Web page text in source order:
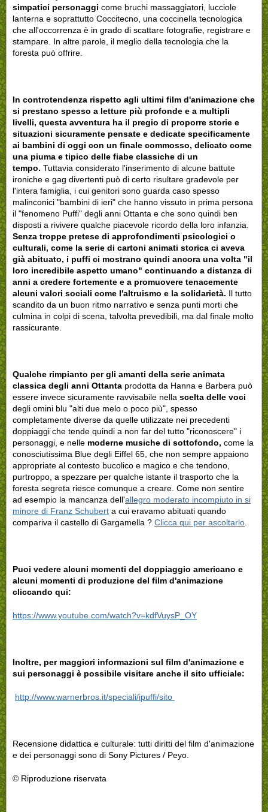
simpatici personaggi come bruchi massaggiatori, lucciole
lanterna e soprattutto Coccitecno, una coccinella tecnologica
che all'occorrenza è in grado di scattare fotografie, registrare e
stampare. In altre parole, il meglio della tecnologia che la
foresta può offrire.
In controtendenza rispetto agli ultimi film d'animazione che
si prestano spesso a letture più profonde e a multipli
livelli, questa avventura ha il pregio di proporre storie e
situazioni sicuramente pensate e dedicate specificamente
ai bambini di oggi con un finale commosso, delicato come
una piuma e tipico delle fiabe classiche di un
tempo. Tuttavia considerato l'inserimento di alcune battute
ironiche e gag divertenti può di certo risultare gradevole per
l'intera famiglia, i cui genitori sono guarda caso spesso
malinconici "bambini di ieri" che hanno vissuto in prima persona
il "fenomeno Puffi" degli anni Ottanta e che sono quindi ben
disposti a rivivere qualche piacevole ricordo della loro infanzia.
Senza troppe pretese di approfondimenti psicologici o
culturali, come la serie di cartoni animati storica ci aveva
già abituato, i puffi ci mostrano quindi ancora una volta "il
loro incredibile aspetto umano" continuando a distanza di
anni a credere fortemente e a promuovere tenacemente
alcuni valori sociali come l'altruismo e la solidarietà. Il tutto
scandito da un buon ritmo narrativo e senza punti morti che
culmina in colpi di scena, talvolta prevedibili, ma dal finale molto
rassicurante.
Qualche rimpianto per gli amanti della serie animata
classica degli anni Ottanta prodotta da Hanna e Barbera può
essere invece sicuramente ravvisabile nella scelta delle voci
degli omini blu "alti due melo o poco più", spesso
completamente diverse da quelle utilizzate nei precedenti
doppiaggi che tende quindi a non far del tutto "riconoscere" i
personaggi, e nelle moderne musiche di sottofondo, come la
conosciutissima Blue degli Eiffel 65, che non sempre appaiono
appropriate al contesto bucolico e magico e che tendono,
purtroppo, a spezzare per qualche istante il trasporto che la
foresta segreta riesce comunque a creare. Come non sentire
ad esempio la mancanza dell'allegro moderato incompiuto in si
minore di Franz Schubert a cui eravamo abituati quando
compariva il castello di Gargamella ? Clicca qui per ascoltarlo
Puoi vedere alcuni momenti del doppiaggio americano e
alcuni momenti di produzione del film d'animazione
cliccando qui:
https://www.youtube.com/watch?v=kdfVuysP_OY
Inoltre, per maggiori informazioni sul film d'animazione e
sui personaggi è possibile visitare anche il sito ufficiale:
http://www.warnerbros.it/speciali/ipuffi/sito
Recensione didattica e culturale: tutti diritti del film d'animazione
e dei personaggi sono di Sony Pictures / Peyo.
© Riproduzione riservata